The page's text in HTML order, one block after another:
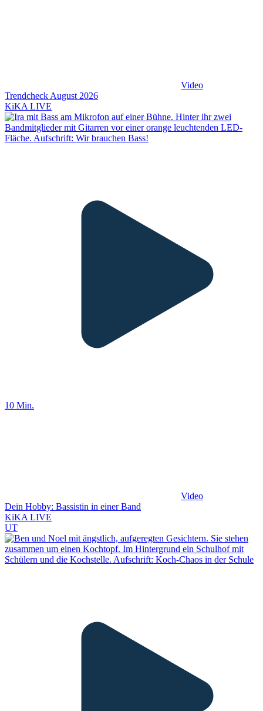
Video
Trendcheck August 2026
KiKA LIVE
10 Min.
Video
Dein Hobby: Bassistin in einer Band
KiKA LIVE
UT